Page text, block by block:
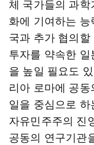
체 국가들의 과
화에 기여하는
국과 추가 협의
투자를 약속한
을 높일 필요도
리아 로마에 공동
일을 중심으로
자유민주주의 진
공동의 연구기관